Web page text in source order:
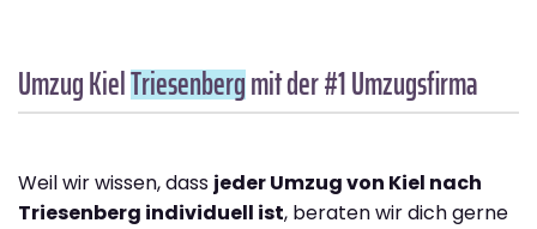
Umzug KielTriesenbergmit der #1 Umzugsfirma
Weil wir wissen, dass jeder Umzug von Kiel nach
Triesenberg individuell ist, beraten wir dich gerne